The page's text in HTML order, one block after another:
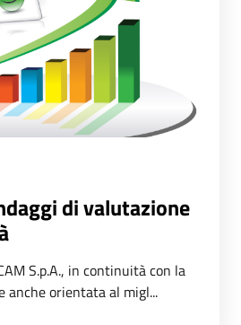
di valutazione
S.p.A., in continuità con la
anche orientata al migl...